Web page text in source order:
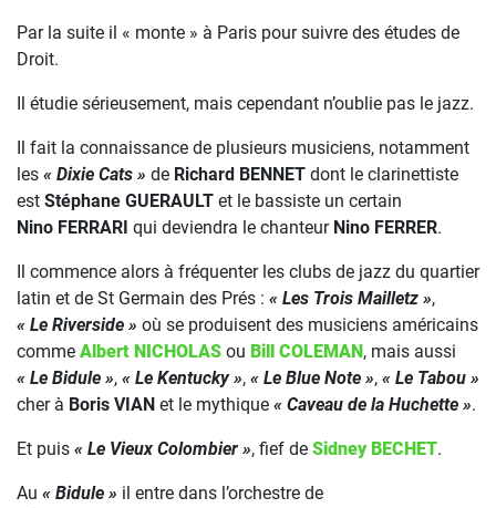
Par la suite il « monte » à Paris pour suivre des études de
Droit.
Il étudie sérieusement, mais cependant n’oublie pas le jazz.
Il fait la connaissance de plusieurs musiciens, notamment
les « Dixie Cats » de Richard BENNET dont le clarinettiste
est Stéphane GUERAULT et le bassiste un certain
Nino FERRARI qui deviendra le chanteur Nino FERRER.
Il commence alors à fréquenter les clubs de jazz du quartier
latin et de St Germain des Prés : « Les Trois Mailletz »,
« Le Riverside » où se produisent des musiciens américains
comme Albert NICHOLAS ou Bill COLEMAN , mais aussi
« Le Bidule », « Le Kentucky », « Le Blue Note », « Le Tabou »
cher à Boris VIAN et le mythique « Caveau de la Huchette ».
Et puis « Le Vieux Colombier », fief de Sidney BECHET.
Au « Bidule » il entre dans l’orchestre de